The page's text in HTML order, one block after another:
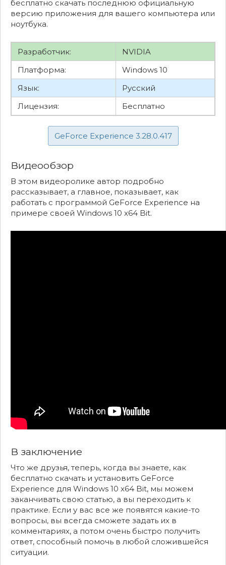
бесплатно скачать последнюю официальную
версию приложения для вашего компьютера или
ноутбука.
Разработчик:
NVIDIA
Платформа:
Windows 10
Язык:
Русский
Лицензия:
Бесплатно
GeForce Experience 3.28.0.417
Видеообзор
В этом видеоролике автор подробно
рассказывает, а главное, показывает, как
работать с программой GeForce Experience на
примере своей Windows 10 x64 Bit.
В заключение
Что же друзья, теперь, когда вы знаете, как
бесплатно скачать и установить GeForce
Experience для Windows 10 x64 Bit, мы можем
заканчивать свою статью, а вы переходить к
практике. Если у вас все же появятся какие-то
вопросы, вы всегда сможете задать их в
комментариях, а потом очень быстро получить
ответ, способный помочь в любой сложившейся
ситуации.